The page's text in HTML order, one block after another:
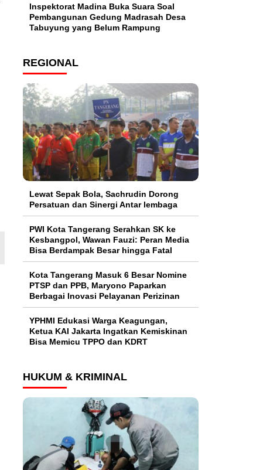
Inspektorat Madina Buka Suara Soal
Pembangunan Gedung Madrasah Desa
Tabuyung yang Belum Rampung
REGIONAL
Lewat Sepak Bola, Sachrudin Dorong
Persatuan dan Sinergi Antar lembaga
PWI Kota Tangerang Serahkan SK ke
Kesbangpol, Wawan Fauzi: Peran Media
Bisa Berdampak Besar hingga Fatal
Kota Tangerang Masuk 6 Besar Nomine
PTSP dan PPB, Maryono Paparkan
Berbagai Inovasi Pelayanan Perizinan
YPHMI Edukasi Warga Keagungan,
Ketua KAI Jakarta Ingatkan Kemiskinan
Bisa Memicu TPPO dan KDRT
HUKUM & KRIMINAL